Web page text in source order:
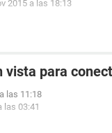
2015 a las 18:13
vista para
las 11:18
las 03:41